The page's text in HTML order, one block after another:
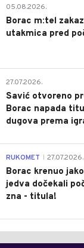
05.08.2026.
Borac m:tel
utakmica pred
27.07.2026.
Savić otvoreno
Borac napada
dugova prema
RUKOMET 27.07.2026.
Borac krenuo
jedva dočekali
zna - titula!